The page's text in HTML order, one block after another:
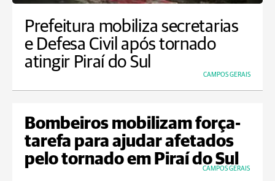
Prefeitura mobiliza secretarias
e Defesa Civil após tornado
atingir Piraí do Sul
CAMPOS GERAIS
Bombeiros mobilizam força-
tarefa para ajudar afetados
pelo tornado em Piraí do Sul
CAMPOS GERAIS